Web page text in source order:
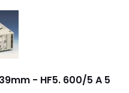
- HF5. 600/5 A 5